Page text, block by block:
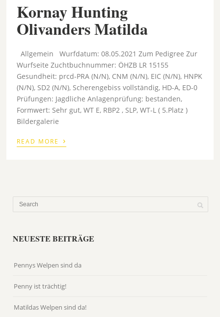
Kornay Hunting
Olivanders Matilda
Allgemein Wurfdatum: 08.05.2021 Zum Pedigree Zur
Wurfseite Zuchtbuchnummer: ÖHZB LR 15155
Gesundheit: prcd-PRA (N/N), CNM (N/N), EIC (N/N), HNPK
(N/N), SD2 (N/N), Scherengebiss vollständig, HD-A, ED-0
Prüfungen: Jagdliche Anlagenprüfung: bestanden,
Formwert: Sehr gut, WT E, RBP2 , SLP, WT-L ( 5.Platz )
Bildergalerie
READ MORE ›
NEUESTE BEITRÄGE
Pennys Welpen sind da
Penny ist trächtig!
Matildas Welpen sind da!